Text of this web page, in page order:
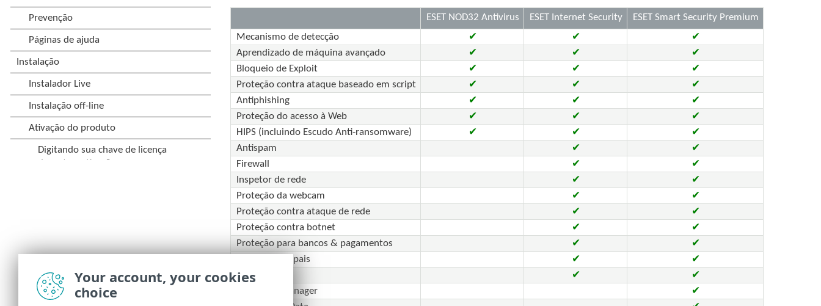
ESET NOD32 Antivirus ESET Internet Security
ESET Smart Security Premium
Mecanismo de detecção
✔ ✔
✔
Aprendizado de máquina avançado
✔ ✔
✔
Bloqueio de Exploit
✔ ✔
✔
Proteção contra ataque baseado em script
✔ ✔
✔
Antiphishing
✔ ✔
✔
Proteção do acesso à Web
✔ ✔
✔
HIPS (incluindo Escudo Anti-ransomware)
✔ ✔
✔
Antispam
✔
✔
Firewall
✔
✔
Inspetor de rede
✔
✔
Proteção da webcam
✔
✔
Proteção contra ataque de rede
✔
✔
Proteção contra botnet
✔
✔
Proteção para bancos & pagamentos
✔
✔
Controle dos pais
✔
✔
Antifurto
✔
✔
Password Manager
✔
Your account, your cookies
choice